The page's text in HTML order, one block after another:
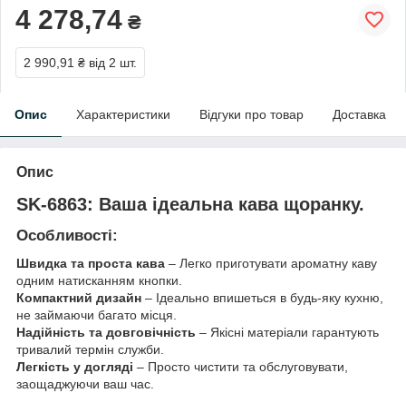
4 278,74 ₴
2 990,91 ₴ від 2 шт.
Опис Характеристики Відгуки про товар Доставка
Опис
SK-6863: Ваша ідеальна кава щоранку.
Особливості:
Швидка та проста кава – Легко приготувати ароматну каву
одним натисканням кнопки.
Компактний дизайн – Ідеально впишеться в будь-яку кухню,
не займаючи багато місця.
Надійність та довговічність – Якісні матеріали гарантують
тривалий термін служби.
Легкість у догляді – Просто чистити та обслуговувати,
заощаджуючи ваш час.